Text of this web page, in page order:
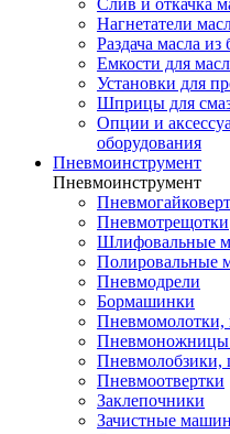
Слив и откачка
Нагнетатели
Раздача масла из
Емкости для
Установки для
Шприцы для
Опции и
оборудования
Пневмоинструмент
Пневмоинструмент
Пневмотрещотки
Шлифовальные
Полировальные
Пневмодрели
Бормашинки
Пневмомолотки,
Пневмолобзики,
Пневмоотвертки
Заклепочники
Зачистные